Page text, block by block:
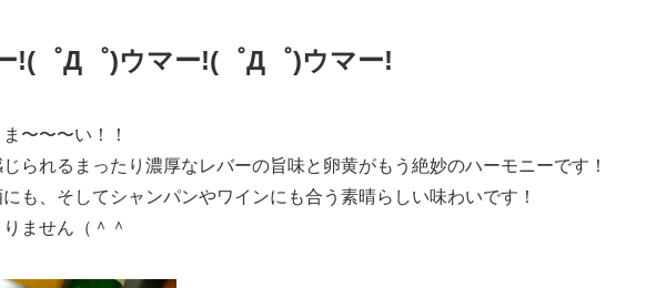
!(゜Д゜)ウマー!(゜Д゜)ウマー!
〜〜〜い！！
られるまったり濃厚なレバーの旨味と卵黄がもう絶妙のハーモニーです！
も、そしてシャンパンやワインにも合う素晴らしい味わいです！
ません（＾＾